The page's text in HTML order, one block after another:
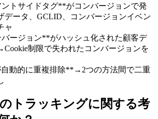
トサイドタグ**がコンバージョンで発
ータ、GCLID、コンバージョンイベン
ャ
ージョン**がハッシュ化された顧客デ
制限で失われたコンバージョンを
自動的に重複排除**→2つの方法間で二重
トラッキングに関する考